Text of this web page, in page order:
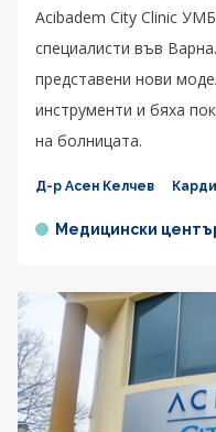
Acibadem City Clinic
специалисти във
представени нови
инструменти и бяха
на болницата.
Д-р Асен Келчев
Медицински